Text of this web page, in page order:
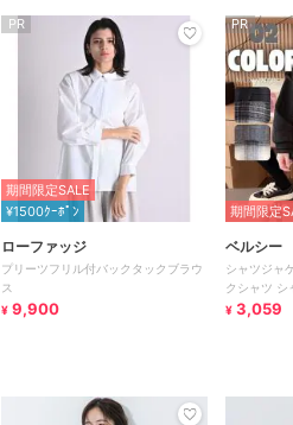
PR
期間限定SALE
¥1500ｸｰﾎﾟﾝ
ローファッジ
プリーツフリル付バックタックブラウ
ス
¥ 9,900
PR
期間限定
ベルシー
シャツジャ
クシャツ シ
イズ 羽織り
¥ 3,059